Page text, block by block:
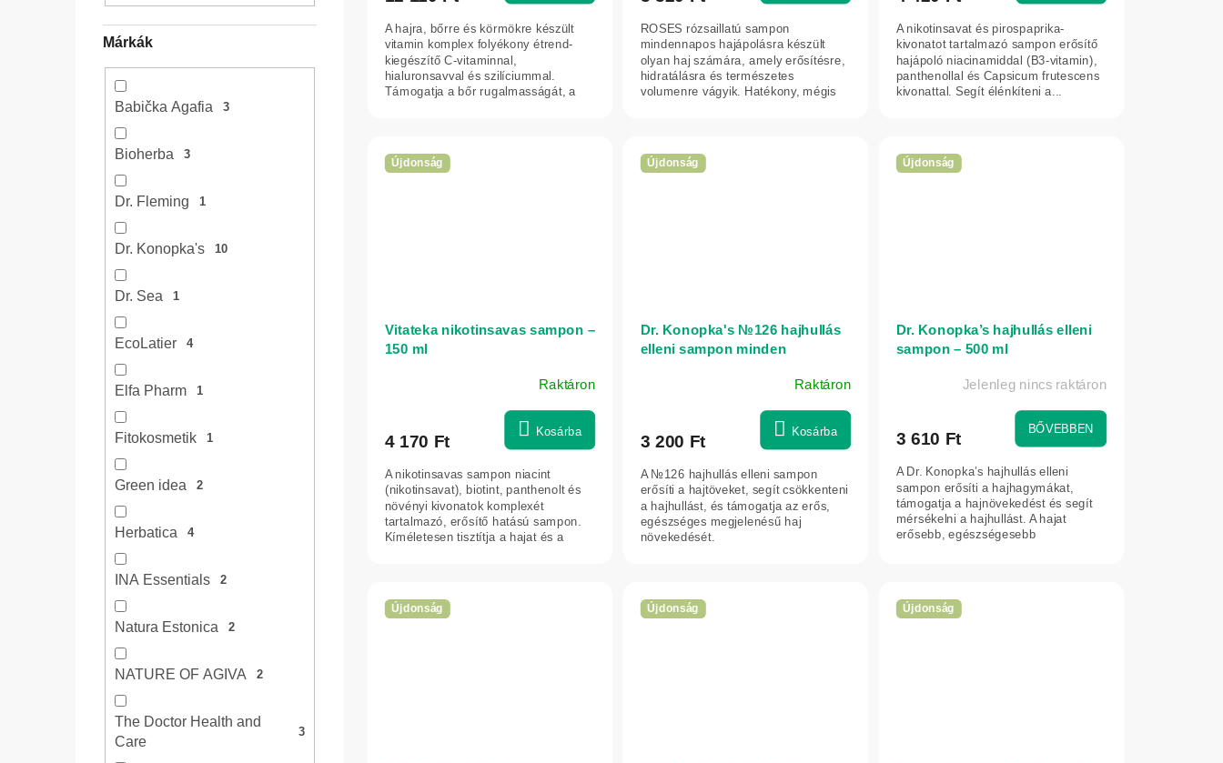
Márkák
Babička Agafia 3
Bioherba 3
Dr. Fleming 1
Dr. Konopka's 10
Dr. Sea 1
EcoLatier 4
Elfa Pharm 1
Fitokosmetik 1
Green idea 2
Herbatica 4
INA Essentials 2
Natura Estonica 2
NATURE OF AGIVA 2
The Doctor Health and
Care
3
A hajra, bőrre és körmökre készült
vitamin komplex folyékony étrend-
kiegészítő C-vitaminnal,
hialuronsavval és szilíciummal.
Támogatja a bőr rugalmasságát, a
ROSES rózsaillatú sampon
mindennapos hajápolásra készült
olyan haj számára, amely erősítésre,
hidratálásra és természetes
volumenre vágyik. Hatékony, mégis
A nikotinsavat és pirospaprika-
kivonatot tartalmazó sampon erősítő
hajápoló niacinamiddal (B3-vitamin),
panthenollal és Capsicum frutescens
kivonattal. Segít élénkíteni a...
Újdonság
Vitateka nikotinsavas sampon –
150 ml
Raktáron
4 170 Ft Kosárba
A nikotinsavas sampon niacint
(nikotinsavat), biotint, panthenolt és
növényi kivonatok komplexét
tartalmazó, erősítő hatású sampon.
Kíméletesen tisztítja a hajat és a
Újdonság
Dr. Konopka's №126 hajhullás
elleni sampon minden
Raktáron
3 200 Ft Kosárba
A №126 hajhullás elleni sampon
erősíti a hajtöveket, segít csökkenteni
a hajhullást, és támogatja az erős,
egészséges megjelenésű haj
növekedését.
Újdonság
Dr. Konopka’s hajhullás elleni
sampon – 500 ml
Jelenleg nincs raktáron
3 610 Ft BŐVEBBEN
A Dr. Konopka’s hajhullás elleni
sampon erősíti a hajhagymákat,
támogatja a hajnövekedést és segít
mérsékelni a hajhullást. A hajat
erősebb, egészségesebb
Újdonság Újdonság Újdonság